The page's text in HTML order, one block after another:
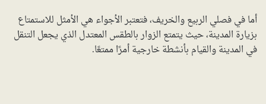
أما في فصلي الربيع والخريف، فتعتبر الأجواء هي الأمثل للاستمتاع
بزيارة المدينة، حيث يتمتع الزوار بالطقس المعتدل الذي يجعل التنقل
في المدينة والقيام بأنشطة خارجية أمرًا ممتعًا.